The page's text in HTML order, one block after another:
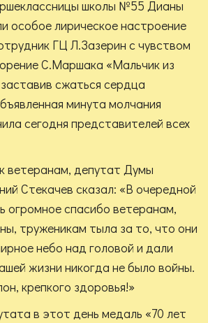
школы №55 Дианы
особое лирическое настроение
ГЦ Л.Зазерин с чувством
С.Маршака «Мальчик из
сжаться сердца
минута молчания
сегодня представителей всех
ветеранам, депутат Думы
Стекачев сказал: «В очередной
огромное спасибо ветеранам,
труженикам тыла за то, что они
небо над головой и дали
жизни никогда не было войны.
крепкого здоровья!»
в этот день медаль «70 лет